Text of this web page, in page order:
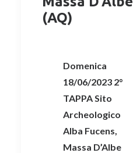
(AQ)
Domenica
18/06/2023 2°
TAPPA Sito
Archeologico
Alba Fucens,
Massa D’Albe